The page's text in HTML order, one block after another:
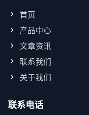
首页
产品中心
文章资讯
联系我们
关于我们
联系电话